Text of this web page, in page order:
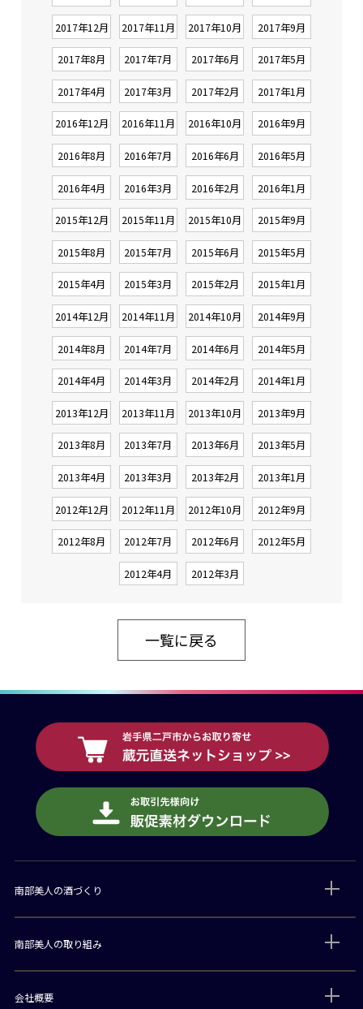
2017年12月 2017年11月 2017年10月 2017年9月
2017年8月 2017年7月 2017年6月 2017年5月
2017年4月 2017年3月 2017年2月 2017年1月
2016年12月 2016年11月 2016年10月 2016年9月
2016年8月 2016年7月 2016年6月 2016年5月
2016年4月 2016年3月 2016年2月 2016年1月
2015年12月 2015年11月 2015年10月 2015年9月
2015年8月 2015年7月 2015年6月 2015年5月
2015年4月 2015年3月 2015年2月 2015年1月
2014年12月 2014年11月 2014年10月 2014年9月
2014年8月 2014年7月 2014年6月 2014年5月
2014年4月 2014年3月 2014年2月 2014年1月
2013年12月 2013年11月 2013年10月 2013年9月
2013年8月 2013年7月 2013年6月 2013年5月
2013年4月 2013年3月 2013年2月 2013年1月
2012年12月 2012年11月 2012年10月 2012年9月
2012年8月 2012年7月 2012年6月 2012年5月
2012年4月 2012年3月
一覧に戻る
南部美人の酒づくり
南部美人の取り組み
会社概要